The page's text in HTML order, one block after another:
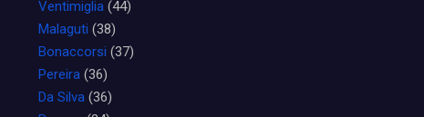
Ventimiglia (44)
Malaguti (38)
Bonaccorsi (37)
Pereira (36)
Da Silva (36)